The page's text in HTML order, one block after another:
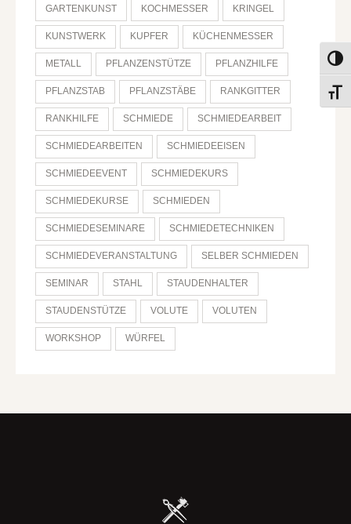
GARTENKUNST KOCHMESSER KRINGEL
KUNSTWERK KUPFER KÜCHENMESSER
METALL PFLANZENSTÜTZE PFLANZHILFE
PFLANZSTAB PFLANZSTÄBE RANKGITTER
RANKHILFE SCHMIEDE SCHMIEDEARBEIT
SCHMIEDEARBEITEN SCHMIEDEEISEN
SCHMIEDEEVENT SCHMIEDEKURS
SCHMIEDEKURSE SCHMIEDEN
SCHMIEDESEMINARE SCHMIEDETECHNIKEN
SCHMIEDEVERANSTALTUNG SELBER SCHMIEDEN
SEMINAR STAHL STAUDENHALTER
STAUDENSTÜTZE VOLUTE VOLUTEN
WORKSHOP WÜRFEL